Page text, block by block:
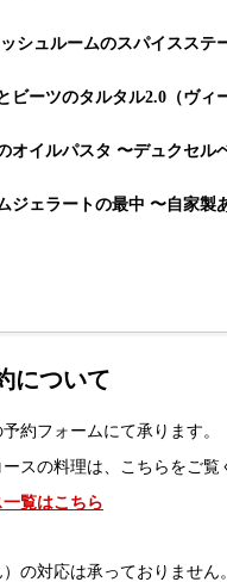
シュルームのスパイスステ
ビーツのタルタル2.0（ヴィ
オイルパスタ 〜デュクセル
ジェラートの最中 〜自家製
について
約フォームにて承ります。
スの料理は、こちらをご覧
一覧はこちら
の対応は承っておりません